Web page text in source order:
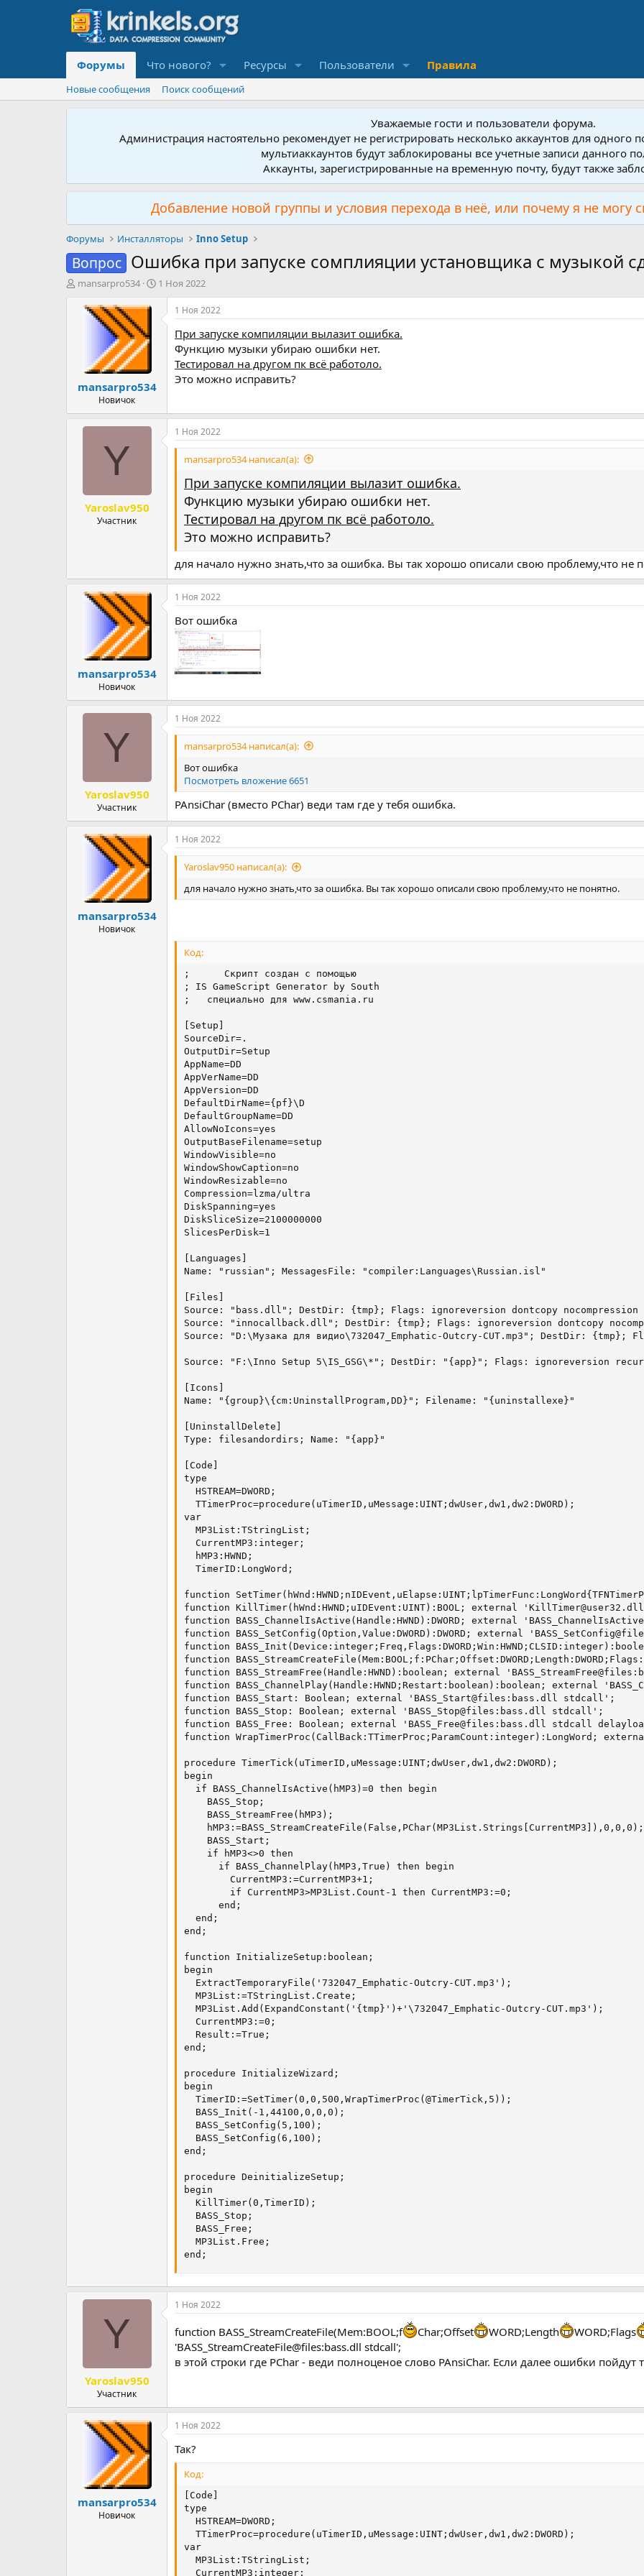
Форумы Что нового? Ресурсы Пользователи Правила
Новые сообщения Поиск сообщений
Уважаемые гости и пользователи форума.
Администрация настоятельно рекомендует не регистрировать несколько аккаунтов для
мультиаккаунтов будут заблокированы все учетные записи данного
Аккаунты, зарегистрированные на временную почту, будут также
Добавление новой группы и условия перехода в неё, или почему я не могу
Форумы Инсталляторы Inno Setup
Вопрос Ошибка при запуске сомплияции установщика с музыкой
А
м
ы
mansarpro534
Д
а
1 Ноя 2022
mansarpro534
Новичок
1 Ноя 2022
При запуске компиляции вылазит ошибка.
Функцию музыки убираю ошибки нет.
Тестировал на другом пк всё работоло.
Это можно исправить?
Y
Yaroslav950
Участник
1 Ноя 2022
mansarpro534 написал(а):
При запуске компиляции вылазит ошибка.
Функцию музыки убираю ошибки нет.
Тестировал на другом пк всё работоло.
Это можно исправить?
для начало нужно знать,что за ошибка. Вы так хорошо описали свою проблему,что не
mansarpro534
Новичок
1 Ноя 2022
Вот ошибка
Y
Yaroslav950
Участник
1 Ноя 2022
mansarpro534 написал(а):
Вот ошибка
Посмотреть вложение 6651
PAnsiChar (вместо PChar) веди там где у тебя ошибка.
mansarpro534
Новичок
1 Ноя 2022
Yaroslav950 написал(а):
для начало нужно знать,что за ошибка. Вы так хорошо описали свою проблему,что не понятно.
Код:
;      Скрипт создан с помощью
; IS GameScript Generator by South
;   специально для www.csmania.ru
[Setup]
SourceDir=.
OutputDir=Setup
AppName=DD
AppVerName=DD
AppVersion=DD
DefaultDirName={pf}\D
DefaultGroupName=DD
AllowNoIcons=yes
OutputBaseFilename=setup
WindowVisible=no
WindowShowCaption=no
WindowResizable=no
Compression=lzma/ultra
DiskSpanning=yes
DiskSliceSize=2100000000
SlicesPerDisk=1
[Languages]
Name: "russian"; MessagesFile: "compiler:Languages\Russian.isl"
[Files]
Source: "bass.dll"; DestDir: {tmp}; Flags: ignoreversion dontcopy nocompression
Source: "innocallback.dll"; DestDir: {tmp}; Flags: ignoreversion dontcopy
Source: "D:\Музака для видио\732047_Emphatic-Outcry-CUT.mp3"; DestDir: {tmp};
Source: "F:\Inno Setup 5\IS_GSG\*"; DestDir: "{app}"; Flags: ignoreversion
[Icons]
Name: "{group}\{cm:UninstallProgram,DD}"; Filename: "{uninstallexe}"
[UninstallDelete]
Type: filesandordirs; Name: "{app}"
[Code]
type
  HSTREAM=DWORD;
  TTimerProc=procedure(uTimerID,uMessage:UINT;dwUser,dw1,dw2:DWORD);
var
  MP3List:TStringList;
  CurrentMP3:integer;
  hMP3:HWND;
  TimerID:LongWord;
function
function KillTimer(hWnd:HWND;uIDEvent:UINT):BOOL; external
function BASS_ChannelIsActive(Handle:HWND):DWORD; external
function BASS_SetConfig(Option,Value:DWORD):DWORD; external
function
function
function BASS_StreamFree(Handle:HWND):boolean; external
function BASS_ChannelPlay(Handle:HWND;Restart:boolean):boolean; external
function BASS_Start: Boolean; external 'BASS_Start@files:bass.dll stdcall';
function BASS_Stop: Boolean; external 'BASS_Stop@files:bass.dll stdcall';
function BASS_Free: Boolean; external 'BASS_Free@files:bass.dll stdcall
function WrapTimerProc(CallBack:TTimerProc;ParamCount:integer):LongWord;
procedure TimerTick(uTimerID,uMessage:UINT;dwUser,dw1,dw2:DWORD);
begin
  if BASS_ChannelIsActive(hMP3)=0 then begin
    BASS_Stop;
    BASS_StreamFree(hMP3);
    hMP3:=BASS_StreamCreateFile(False,PChar(MP3List.Strings[CurrentMP3]),0,0,0);
    BASS_Start;
    if hMP3<>0 then
      if BASS_ChannelPlay(hMP3,True) then begin
        CurrentMP3:=CurrentMP3+1;
        if CurrentMP3>MP3List.Count-1 then CurrentMP3:=0;
      end;
  end;
end;
function InitializeSetup:boolean;
begin
  ExtractTemporaryFile('732047_Emphatic-Outcry-CUT.mp3');
  MP3List:=TStringList.Create;
  MP3List.Add(ExpandConstant('{tmp}')+'\732047_Emphatic-Outcry-CUT.mp3');
  CurrentMP3:=0;
  Result:=True;
end;
procedure InitializeWizard;
begin
  TimerID:=SetTimer(0,0,500,WrapTimerProc(@TimerTick,5));
  BASS_Init(-1,44100,0,0,0);
  BASS_SetConfig(5,100);
  BASS_SetConfig(6,100);
end;
procedure DeinitializeSetup;
begin
  KillTimer(0,TimerID);
  BASS_Stop;
  BASS_Free;
  MP3List.Free;
end;
Y
Yaroslav950
Участник
1 Ноя 2022
function BASS_StreamCreateFile(Mem:BOOL;f Char;Offset WORD;Length WORD;Flags
'BASS_StreamCreateFile@files:bass.dll stdcall';
в этой строки где PChar - веди полноценое слово PAnsiChar. Если далее ошибки пойдут
mansarpro534
Новичок
1 Ноя 2022
Так?
Код:
[Code]
type
  HSTREAM=DWORD;
  TTimerProc=procedure(uTimerID,uMessage:UINT;dwUser,dw1,dw2:DWORD);
var
  MP3List:TStringList;
  CurrentMP3:integer;